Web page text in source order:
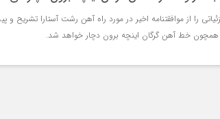
را از موافقتنامه اخیر در مورد راه‌ آهن رشت آستارا تشریح و
خط آهن گرگان اینچه برون دچار خواهد شد.